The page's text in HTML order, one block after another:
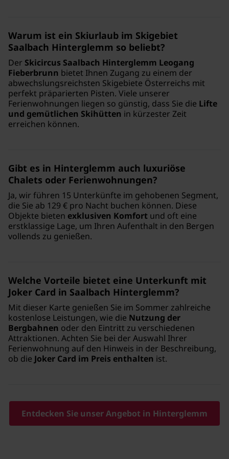
Warum ist ein Skiurlaub im Skigebiet
Saalbach Hinterglemm so beliebt?
Der Skicircus Saalbach Hinterglemm Leogang
Fieberbrunn bietet Ihnen Zugang zu einem der
abwechslungsreichsten Skigebiete Österreichs mit
perfekt präparierten Pisten. Viele unserer
Ferienwohnungen liegen so günstig, dass Sie die Lifte
und gemütlichen Skihütten in kürzester Zeit
erreichen können.
Gibt es in Hinterglemm auch luxuriöse
Chalets oder Ferienwohnungen?
Ja, wir führen 15 Unterkünfte im gehobenen Segment,
die Sie ab 129 € pro Nacht buchen können. Diese
Objekte bieten exklusiven Komfort und oft eine
erstklassige Lage, um Ihren Aufenthalt in den Bergen
vollends zu genießen.
Welche Vorteile bietet eine Unterkunft mit
Joker Card in Saalbach Hinterglemm?
Mit dieser Karte genießen Sie im Sommer zahlreiche
kostenlose Leistungen, wie die Nutzung der
Bergbahnen oder den Eintritt zu verschiedenen
Attraktionen. Achten Sie bei der Auswahl Ihrer
Ferienwohnung auf den Hinweis in der Beschreibung,
ob die Joker Card im Preis enthalten ist.
Entdecken Sie unser Angebot in Hinterglemm